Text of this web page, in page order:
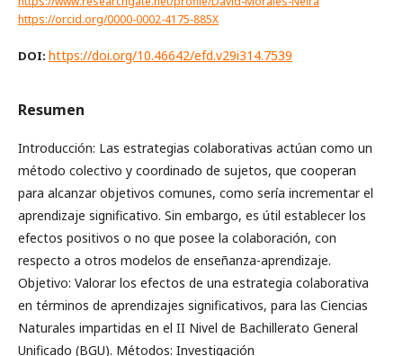
https://orcid.org/0000-0002-4175-885X
DOI: https://doi.org/10.46642/efd.v29i314.7539
Resumen
Introducción: Las estrategias colaborativas actúan como un
método colectivo y coordinado de sujetos, que cooperan
para alcanzar objetivos comunes, como sería incrementar el
aprendizaje significativo. Sin embargo, es útil establecer los
efectos positivos o no que posee la colaboración, con
respecto a otros modelos de enseñanza-aprendizaje.
Objetivo: Valorar los efectos de una estrategia colaborativa
en términos de aprendizajes significativos, para las Ciencias
Naturales impartidas en el II Nivel de Bachillerato General
Unificado (BGU). Métodos: Investigación